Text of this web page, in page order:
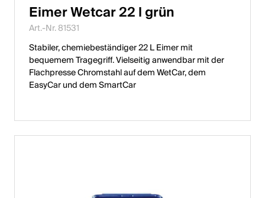
Eimer Wetcar 22 l grün
Art.-Nr. 81531
Stabiler, chemiebeständiger 22 L Eimer mit
bequemem Tragegriff. Vielseitig anwendbar mit der
Flachpresse Chromstahl auf dem WetCar, dem
EasyCar und dem SmartCar